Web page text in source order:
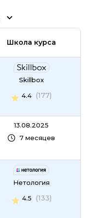
Школа курса
Skillbox
4.4
(177)
13.08.2025
7 месяцев
Нетология
4.5
(133)